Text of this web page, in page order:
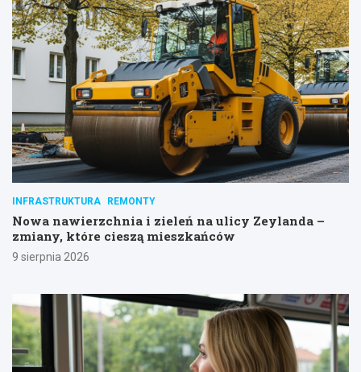
INFRASTRUKTURA REMONTY
Nowa nawierzchnia i zieleń na ulicy Zeylanda –
zmiany, które cieszą mieszkańców
9 sierpnia 2026